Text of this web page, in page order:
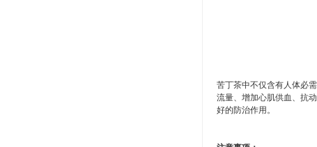
苦丁茶中不仅含有人体必
流量、增加心肌供血、抗
好的防治作用。